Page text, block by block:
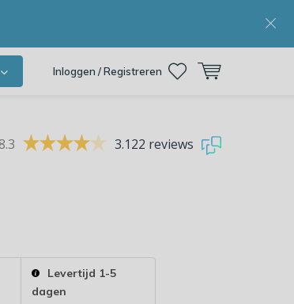
Inloggen / Registreren
3.122 reviews
Levertijd 1-5
dagen